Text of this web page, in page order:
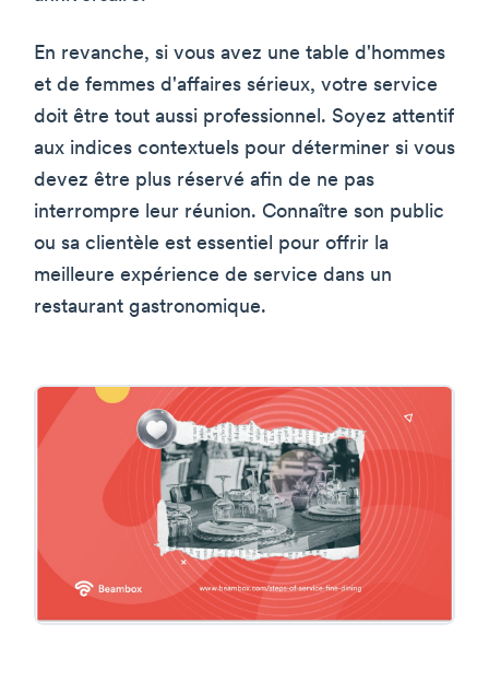
En revanche, si vous avez une table d'hommes
et de femmes d'affaires sérieux, votre service
doit être tout aussi professionnel. Soyez attentif
aux indices contextuels pour déterminer si vous
devez être plus réservé afin de ne pas
interrompre leur réunion. Connaître son public
ou sa clientèle est essentiel pour offrir la
meilleure expérience de service dans un
restaurant gastronomique.